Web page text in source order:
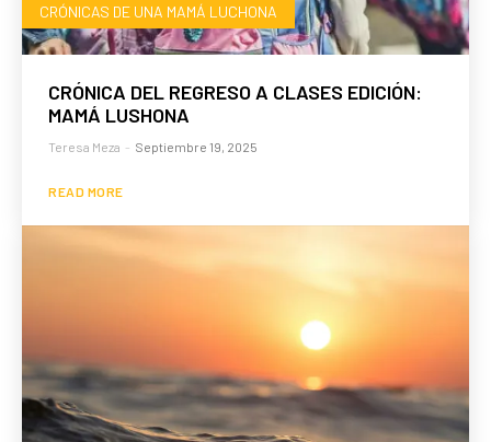
CRÓNICAS DE UNA MAMÁ LUCHONA
CRÓNICA DEL REGRESO A CLASES EDICIÓN:
MAMÁ LUSHONA
Teresa Meza - Septiembre 19, 2025
READ MORE